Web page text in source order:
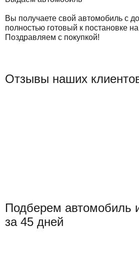
Вы получаете свой автомобиль с
полностью готовый к постановке
Поздравляем с покупкой!
Отзывы наших
Подберем автомобиль
за 45 дней